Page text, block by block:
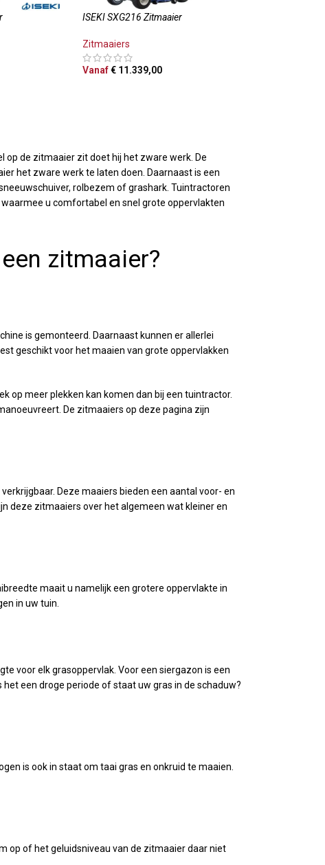
ISEKI SXG216 Zitmaaier
Zitmaaiers
Vanaf€ 11.339,00
op de zitmaaier zit doet hij het zware werk. De
het zware werk te laten doen. Daarnaast is een
rolbezem of grashark. Tuintractoren
u comfortabel en snel grote oppervlakten
zitmaaier?
is gemonteerd. Daarnaast kunnen er allerlei
geschikt voor het maaien van grote oppervlakken
op meer plekken kan komen dan bij een tuintractor.
De zitmaaiers op deze pagina zijn
Deze maaiers bieden een aantal voor- en
deze zitmaaiers over het algemeen wat kleiner en
maait u namelijk een grotere oppervlakte in
in uw tuin.
voor elk grasoppervlak. Voor een siergazon is een
een droge periode of staat uw gras in de schaduw?
is ook in staat om taai gras en onkruid te maaien.
op of het geluidsniveau van de zitmaaier daar niet